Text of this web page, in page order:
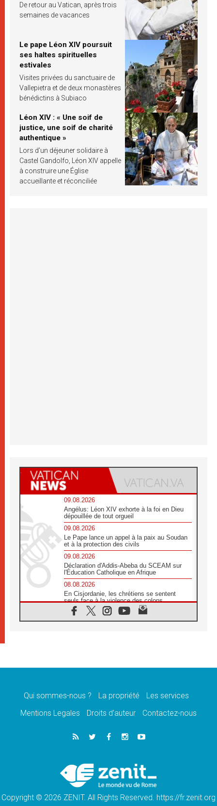
De retour au Vatican, après trois
semaines de vacances
Le pape Léon XIV poursuit
ses haltes spirituelles
estivales
Visites privées du sanctuaire de
Vallepietra et de deux monastères
bénédictins à Subiaco
Léon XIV : « Une soif de
justice, une soif de charité
authentique »
Lors d’un déjeuner solidaire à
Castel Gandolfo, Léon XIV appelle
à construire une Église
accueillante et réconciliée
09.08.2026
Angélus: Léon XIV exhorte à la foi en Dieu
dépouillée de tout orgueil
09.08.2026
Le Pape lance un appel à la paix au Soudan
et à la protection des civils
09.08.2026
Déclaration d'Addis-Abeba du SCEAM sur
l'Éducation Catholique en Afrique
08.08.2026
En Cisjordanie, les chrétiens se sentent
seuls face à la violence des colons
08.08.2026
Léon XIV au sanctuaire de Notre Dame du
08.08.2026
08.08.2026
catholiques
Au Bangladesh, l'Église accompagne les
Dalits sur le chemin de la dignité
Philippines: le vicariat apostolique de
Calapan devient un diocèse
Qui sommes-nous ? La propriété
Les services
Mentions Legales
Droits d’auteur Contactez-nous
Copyright © 2026 ZENIT. All Rights Reserved. https://fr.zenit.org